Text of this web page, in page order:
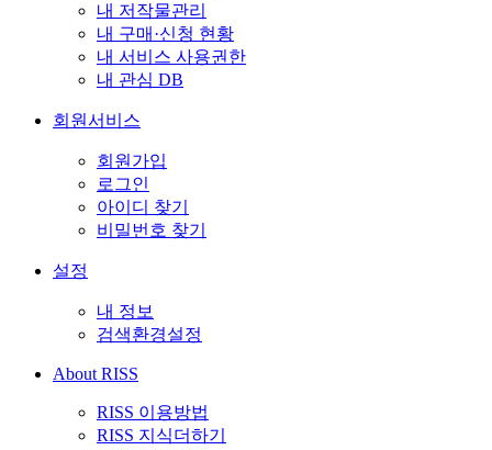
내 저작물관리
내 구매·신청 현황
내 서비스 사용권한
내 관심 DB
회원서비스
회원가입
로그인
아이디 찾기
비밀번호 찾기
설정
내 정보
검색환경설정
About RISS
RISS 이용방법
RISS 지식더하기